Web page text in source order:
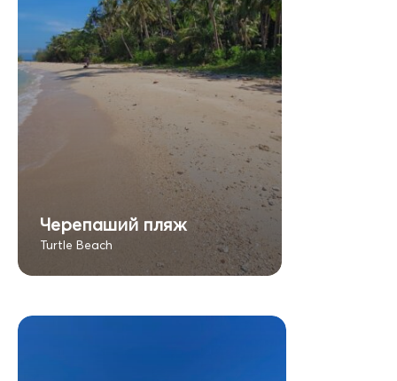
Черепаший пляж
Turtle Beach